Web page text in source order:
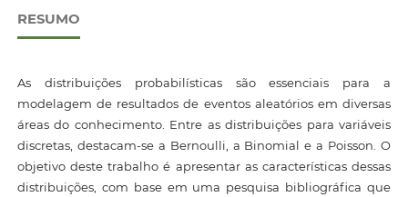
RESUMO
As distribuições probabilísticas são essenciais para a
modelagem de resultados de eventos aleatórios em diversas
áreas do conhecimento. Entre as distribuições para variáveis
discretas, destacam-se a Bernoulli, a Binomial e a Poisson. O
objetivo deste trabalho é apresentar as características dessas
distribuições, com base em uma pesquisa bibliográfica que